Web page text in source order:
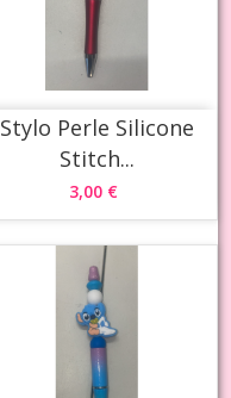
Stylo Perle Silicone
Stitch...
3,00 €